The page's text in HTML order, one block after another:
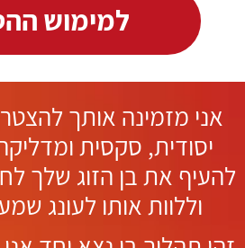
למימוש
אני מזמינה אותך
יסודית, סקסית
להעיף את בן הזוג שלך
וללוות אותו לעונג